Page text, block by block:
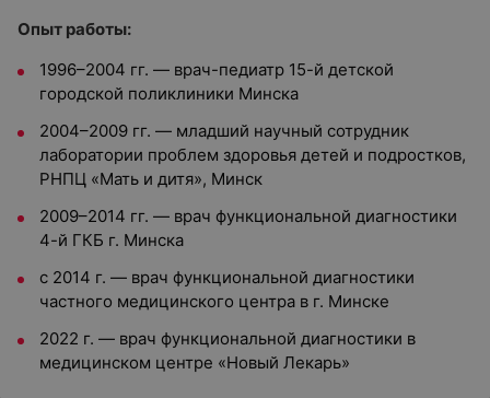
Опыт работы:
1996–2004 гг. — врач-педиатр 15-й детской
городской поликлиники Минска
2004–2009 гг. — младший научный сотрудник
лаборатории проблем здоровья детей и подростков,
РНПЦ «Мать и дитя», Минск
2009–2014 гг. — врач функциональной диагностики
4-й ГКБ г. Минска
с 2014 г. — врач функциональной диагностики
частного медицинского центра в г. Минске
2022 г. — врач функциональной диагностики в
медицинском центре «Новый Лекарь»